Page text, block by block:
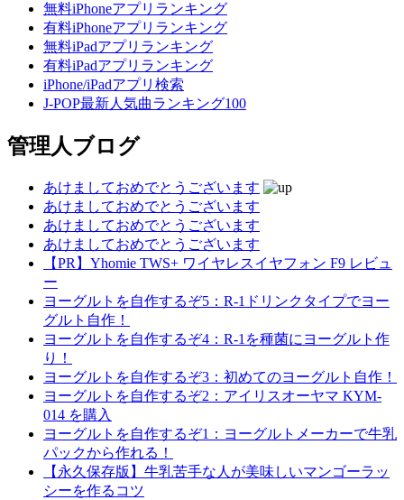
無料iPhoneアプリランキング
有料iPhoneアプリランキング
無料iPadアプリランキング
有料iPadアプリランキング
iPhone/iPadアプリ検索
J-POP最新人気曲ランキング100
管理人ブログ
あけましておめでとうございます
あけましておめでとうございます
あけましておめでとうございます
あけましておめでとうございます
【PR】Yhomie TWS+ ワイヤレスイヤフォン F9 レビュ
ー
ヨーグルトを自作するぞ5：R-1ドリンクタイプでヨー
グルト自作！
ヨーグルトを自作するぞ4：R-1を種菌にヨーグルト作
り！
ヨーグルトを自作するぞ3：初めてのヨーグルト自作！
ヨーグルトを自作するぞ2：アイリスオーヤマ KYM-
014 を購入
ヨーグルトを自作するぞ1：ヨーグルトメーカーで牛乳
パックから作れる！
【永久保存版】牛乳苦手な人が美味しいマンゴーラッ
シーを作るコツ